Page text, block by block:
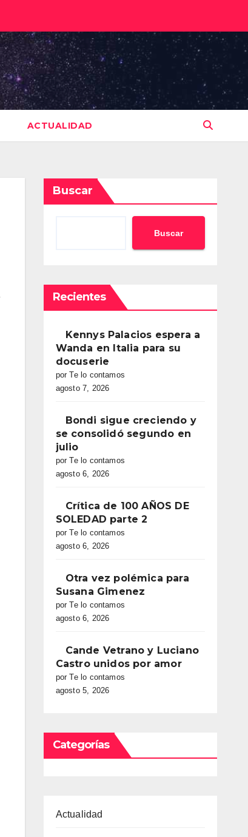
ACTUALIDAD
Buscar
Buscar
Recientes
Kennys Palacios espera a
Wanda en Italia para su
docuserie
por Te lo contamos
agosto 7, 2026
Bondi sigue creciendo y
se consolidó segundo en
julio
por Te lo contamos
agosto 6, 2026
Crítica de 100 AÑOS DE
SOLEDAD parte 2
por Te lo contamos
agosto 6, 2026
Otra vez polémica para
Susana Gimenez
por Te lo contamos
agosto 6, 2026
Cande Vetrano y Luciano
Castro unidos por amor
por Te lo contamos
agosto 5, 2026
Categorías
Actualidad